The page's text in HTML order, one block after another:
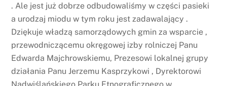
. Ale jest już dobrze odbudowaliśmy w części pasieki
a urodzaj miodu w tym roku jest zadawalający .
Dziękuje władzą samorządowych gmin za wsparcie ,
przewodniczącemu okręgowej izby rolniczej Panu
Edwarda Majchrowskiemu, Prezesowi lokalnej grupy
działania Panu Jerzemu Kasprzykowi , Dyrektorowi